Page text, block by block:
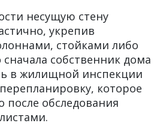
несущую стену
укрепив
стойками либо
собственник дома
в жилищной инспекции
которое
после обследования